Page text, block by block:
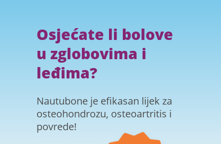
Osjećate li bolove
u zglobovima i
leđima?
Nautubone je efikasan lijek za
osteohondrozu, osteoartritis i
povrede!